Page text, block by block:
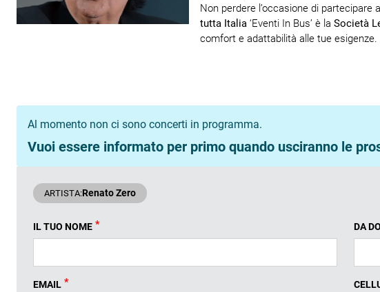
Non perdere l’occasione di partecipare
tutta Italia ‘Eventi In Bus’ è la Società
comfort e adattabilità alle tue esigenze.
Al momento non ci sono concerti in programma.
Vuoi essere informato per primo quando usciranno le
ARTISTA:Renato Zero
IL TUO NOME * DA
EMAIL *